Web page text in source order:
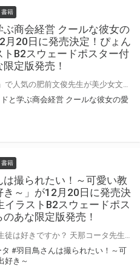
書籍
ぶ商会経営 クールな彼女の
月20日に発売決定！ぴょん
トB2スウェードポスター付
定版発売！
と学ぶ商会経営 クールな彼女の愛
書籍
は撮られたい！～可愛い教
き～」が12月20日に発売決
イラストB2スウェードポス
あな限定版発売！
#羽目鳥さんは撮られたい！～可
好き～